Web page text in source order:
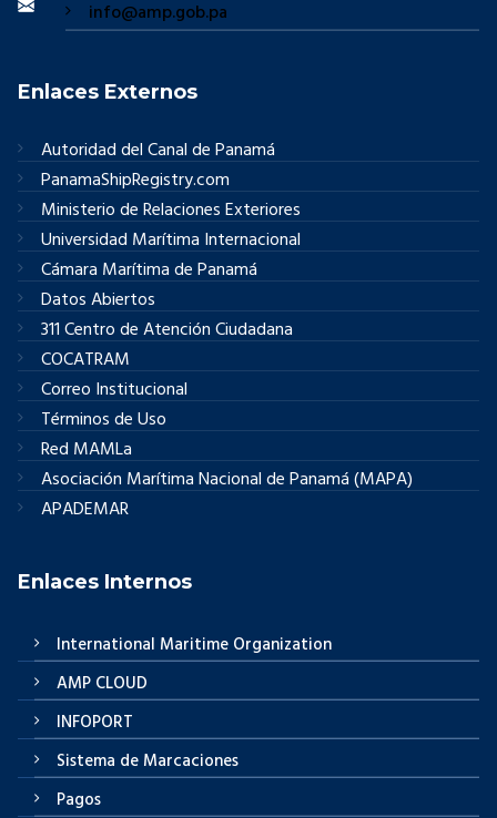
info@amp.gob.pa
Enlaces Externos
Autoridad del Canal de Panamá
PanamaShipRegistry.com
Ministerio de Relaciones Exteriores
Universidad Marítima Internacional
Cámara Marítima de Panamá
Datos Abiertos
311 Centro de Atención Ciudadana
COCATRAM
Correo Institucional
Términos de Uso
Red MAMLa
Asociación Marítima Nacional de Panamá (MAPA)
APADEMAR
Enlaces Internos
International Maritime Organization
AMP CLOUD
INFOPORT
Sistema de Marcaciones
Pagos